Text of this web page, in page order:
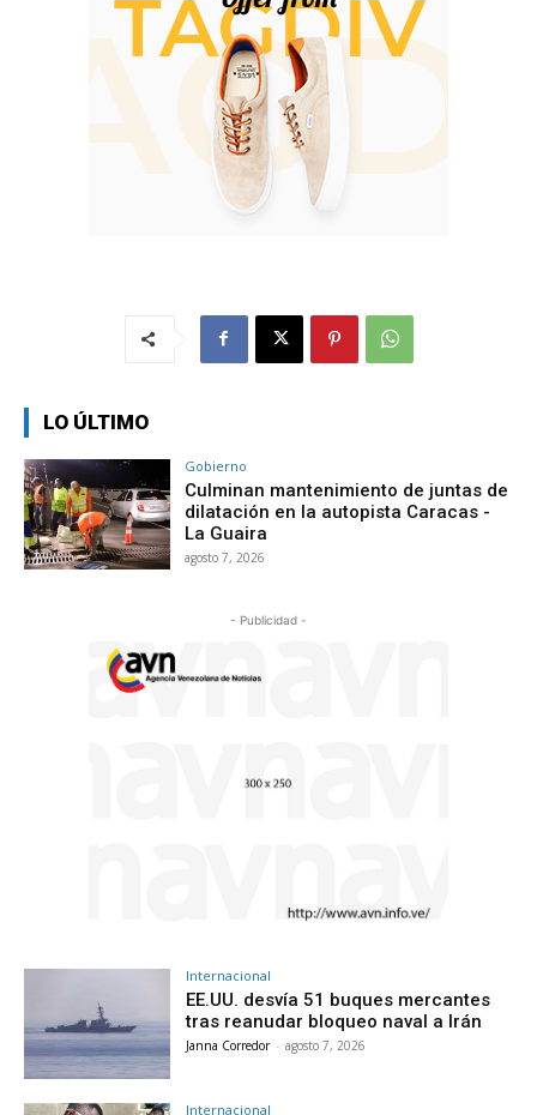
LO ÚLTIMO
Gobierno
Culminan mantenimiento de juntas de
dilatación en la autopista Caracas -
La Guaira
agosto 7, 2026
- Publicidad -
Internacional
EE.UU. desvía 51 buques mercantes
tras reanudar bloqueo naval a Irán
Janna Corredor - agosto 7, 2026
Internacional